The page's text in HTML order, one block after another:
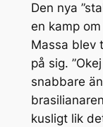
Den nya
en kamp
Massa blev
på sig.
snabbare
kusligt lik